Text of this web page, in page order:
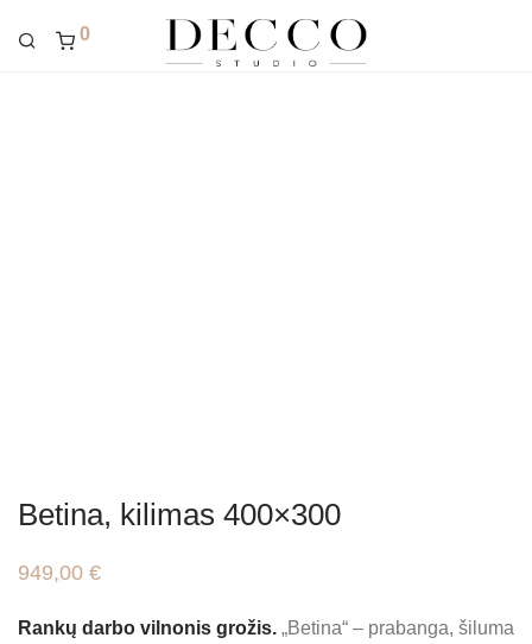
0
Betina, kilimas 400×300
949,00 €
Rankų darbo vilnonis grožis. „Betina“ – prabanga, šiluma